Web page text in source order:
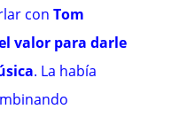
conTom
valor para darle
. La había